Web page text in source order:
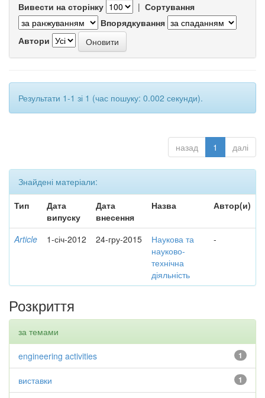
Вивести на сторінку | Сортування
Впорядкування
Автори
Результати 1-1 зі 1 (час пошуку: 0.002 секунди).
назад 1 далі
Знайдені матеріали:
Тип
Дата
випуску
Дата
внесення
Назва Автор(и)
Article 1-січ-2012 24-гру-2015
Наукова та
науково-
технічна
діяльність
-
Розкриття
за темами
1
engineering activities
1
виставки